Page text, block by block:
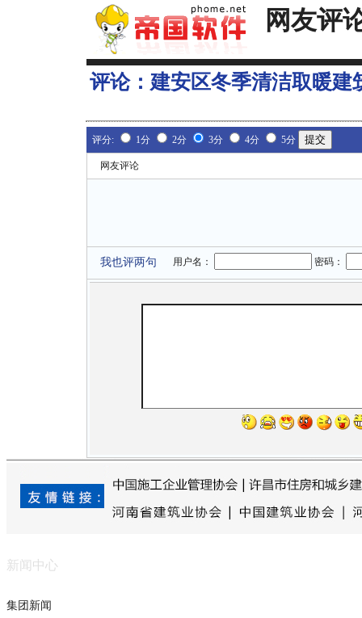
网友评
评论： 建安区冬季清洁取暖建
评分: 1分 2分 3分 4分 5分
网友评论
我也评两句 用户名： 密码：
新闻中心
集团新闻